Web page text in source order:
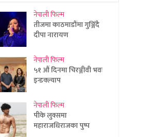
नेपाली फिल्म
तीजमा काठमाडौंमा गुञ्जिँदै
दीपा नारायण
नेपाली फिल्म
५१ औं दिनमा चिरञ्जीवी भवः
इन्डक्ल्याप
नेपाली फिल्म
पीके लुक्समा
महाराजधिराजका पुष्प